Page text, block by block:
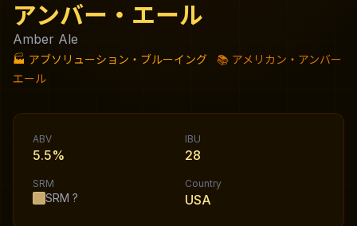
アンバー・エール
Amber Ale
🏭 アブソリューション・ブルーイング 📚 アメリカン・アンバー
エール
ABV
5.5%
IBU
28
SRM
SRM ?
Country
USA